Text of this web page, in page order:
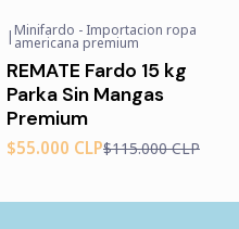
-52%OFF
| Minifardo - Importacion ropa
americana premium
REMATE Fardo 15 kg
Parka Sin Mangas
Premium
$55.000 CLP$115.000 CLP